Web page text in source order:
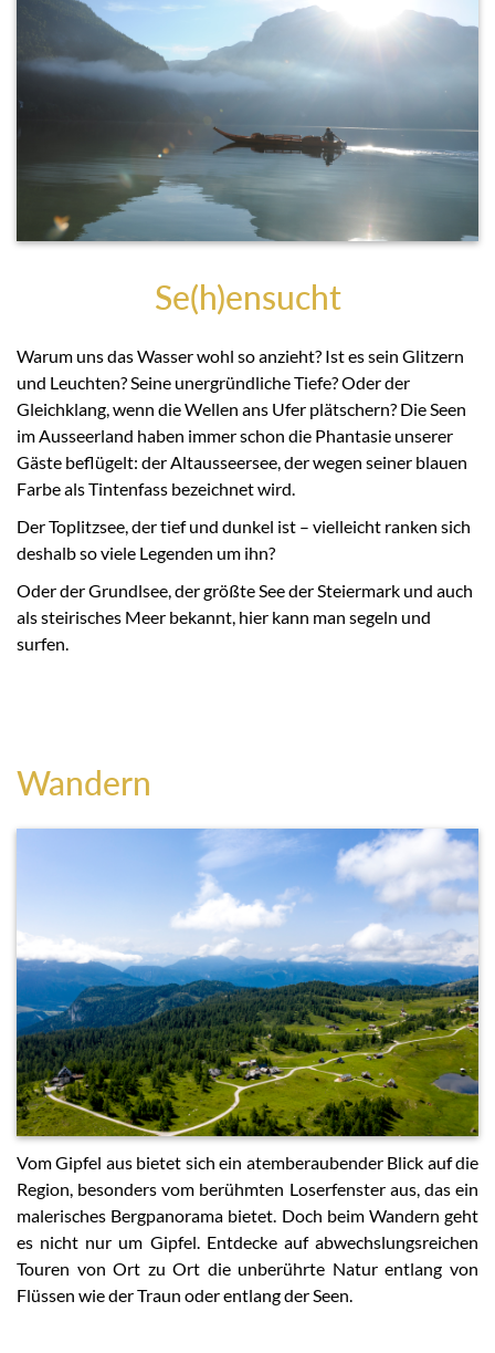
Se(h)ensucht
Warum uns das Wasser wohl so anzieht? Ist es sein Glitzern
und Leuchten? Seine unergründliche Tiefe? Oder der
Gleichklang, wenn die Wellen ans Ufer plätschern? Die Seen
im Ausseerland haben immer schon die Phantasie unserer
Gäste beflügelt: der Altausseersee, der wegen seiner blauen
Farbe als Tintenfass bezeichnet wird.
Der Toplitzsee, der tief und dunkel ist – vielleicht ranken sich
deshalb so viele Legenden um ihn?
Oder der Grundlsee, der größte See der Steiermark und auch
als steirisches Meer bekannt, hier kann man segeln und
surfen.
Wandern
Vom Gipfel aus bietet sich ein atemberaubender Blick auf die
Region, besonders vom berühmten Loserfenster aus, das ein
malerisches Bergpanorama bietet. Doch beim Wandern geht
es nicht nur um Gipfel. Entdecke auf abwechslungsreichen
Touren von Ort zu Ort die unberührte Natur entlang von
Flüssen wie der Traun oder entlang der Seen.